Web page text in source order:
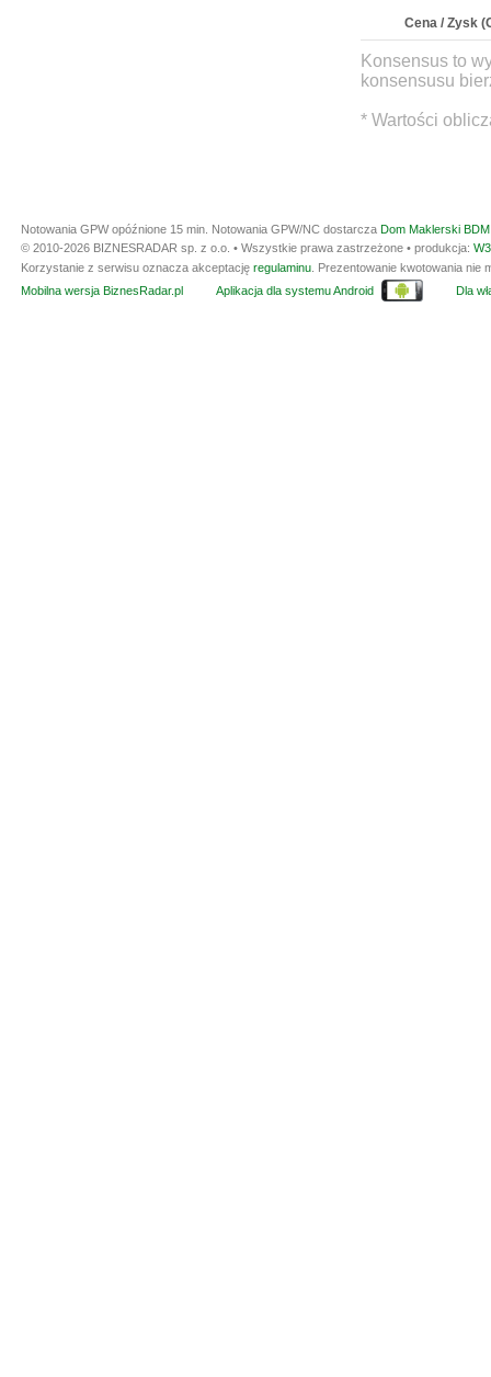
Cena / Zysk
Konsensus to
konsensusu
* Wartości
Notowania GPW opóźnione 15 min. Notowania GPW/NC dostarcza Dom Maklerski
© 2010-2026 BIZNESRADAR sp. z o.o. • Wszystkie prawa zastrzeżone • produkcja:
Korzystanie z serwisu oznacza akceptację regulaminu . Prezentowanie kwotowania
Mobilna wersja BiznesRadar.pl
Aplikacja dla systemu Android Dla